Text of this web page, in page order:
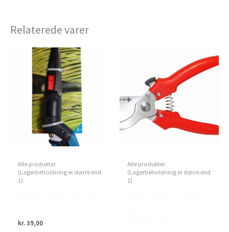
Relaterede varer
Alle produkter
(Lagerbeholdning er større end
1)
kr.39,00
Alle produkter
(Lagerbeholdning er større end
1)